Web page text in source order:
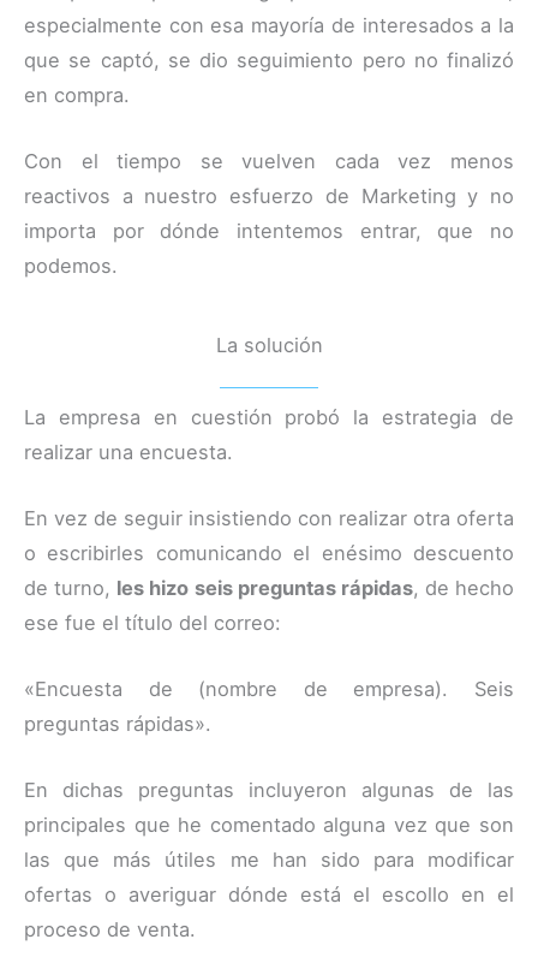
especialmente con esa mayoría de interesados a la
que se captó, se dio seguimiento pero no finalizó
en compra.
Con el tiempo se vuelven cada vez menos
reactivos a nuestro esfuerzo de Marketing y no
importa por dónde intentemos entrar, que no
podemos.
La solución
La empresa en cuestión probó la estrategia de
realizar una encuesta.
En vez de seguir insistiendo con realizar otra oferta
o escribirles comunicando el enésimo descuento
de turno, les hizo seis preguntas rápidas, de hecho
ese fue el título del correo:
«Encuesta de (nombre de empresa). Seis
preguntas rápidas».
En dichas preguntas incluyeron algunas de las
principales que he comentado alguna vez que son
las que más útiles me han sido para modificar
ofertas o averiguar dónde está el escollo en el
proceso de venta.